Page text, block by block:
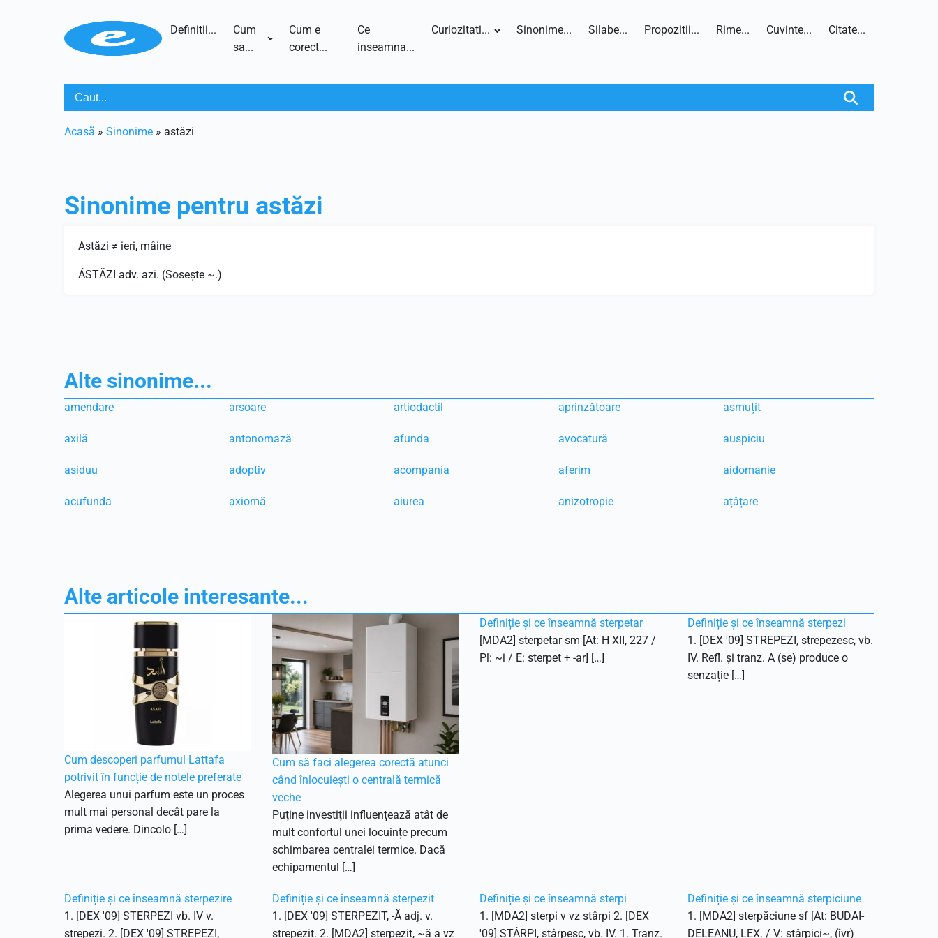
Definitii...
Cum
sa...
Cum e
corect...
Ce
inseamna...
Curiozitati... Sinonime... Silabe... Propozitii... Rime... Cuvinte... Citate...
Acasã » Sinonime » astăzi
Sinonime pentru astăzi
Astăzi ≠ ieri, mâine
ÁSTĂZI adv. azi. (Soseşte ~.)
Alte sinonime...
amendare arsoare artiodactil aprinzătoare asmuțit
axilă antonomază afunda avocatură auspiciu
asiduu adoptiv acompania aferim aidomanie
acufunda axiomă aiurea anizotropie ațâțare
Alte articole interesante...
Cum descoperi parfumul Lattafa
potrivit în funcție de notele preferate
Alegerea unui parfum este un proces
mult mai personal decât pare la
prima vedere. Dincolo […]
Cum să faci alegerea corectă atunci
când înlocuiești o centrală termică
veche
Puține investiții influențează atât de
mult confortul unei locuințe precum
schimbarea centralei termice. Dacă
echipamentul […]
Definiție și ce înseamnă sterpetar
[MDA2] sterpetar sm [At: H XII, 227 /
Pl: ~i / E: sterpet + -ar] […]
Definiție și ce înseamnă sterpezi
1. [DEX '09] STREPEZI, strepezesc, vb.
IV. Refl. și tranz. A (se) produce o
senzație […]
Definiție și ce înseamnă sterpezire
1. [DEX '09] STERPEZI vb. IV v.
strepezi. 2. [DEX '09] STREPEZI,
Definiție și ce înseamnă sterpezit
1. [DEX '09] STERPEZIT, -Ă adj. v.
strepezit. 2. [MDA2] sterpezit, ~ă a vz
Definiție și ce înseamnă sterpi
1. [MDA2] sterpi v vz stârpi 2. [DEX
'09] STÂRPI, stârpesc, vb. IV. 1. Tranz.
Definiție și ce înseamnă sterpiciune
1. [MDA2] sterpăciune sf [At: BUDAI-
DELEANU, LEX. / V: stârpici~, (îvr)